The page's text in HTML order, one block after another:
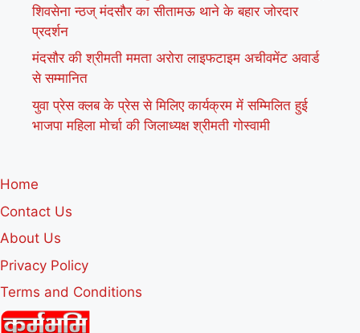
शिवसेना न्ठज् मंदसौर का सीतामऊ थाने के बहार जोरदार
प्रदर्शन
मंदसौर की श्रीमती ममता अरोरा लाइफटाइम अचीवमेंट अवार्ड
से सम्मानित
युवा प्रेस क्लब के प्रेस से मिलिए कार्यक्रम में सम्मिलित हुई
भाजपा महिला मोर्चा की जिलाध्यक्ष श्रीमती गोस्वामी
Home
Contact Us
About Us
Privacy Policy
Terms and Conditions